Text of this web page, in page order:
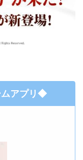
ムアプリ◆